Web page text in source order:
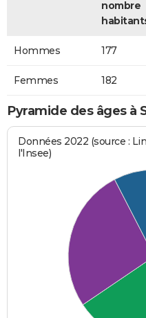
nombre
Hommes 177
Femmes 182
Pyramide des âges à
Données 2022 (source :
l'Insee)